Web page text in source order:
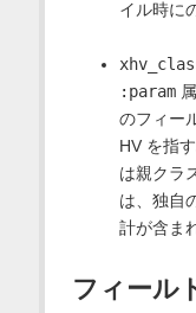
イル時に
:param属
のフィー
HV を指
は親クラ
は、独自
計が含ま
フィール